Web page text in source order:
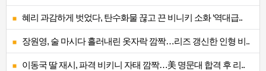
혜리 과감하게 벗었다, 탄수화물 끊고 끈 비니키 소화 ‘역대급..
장원영, 술 마시다 흘러내린 옷자락 깜짝…리즈 갱신한 인형 비..
이동국 딸 재시, 파격 비키니 자태 깜짝…美 명문대 합격 후 리..